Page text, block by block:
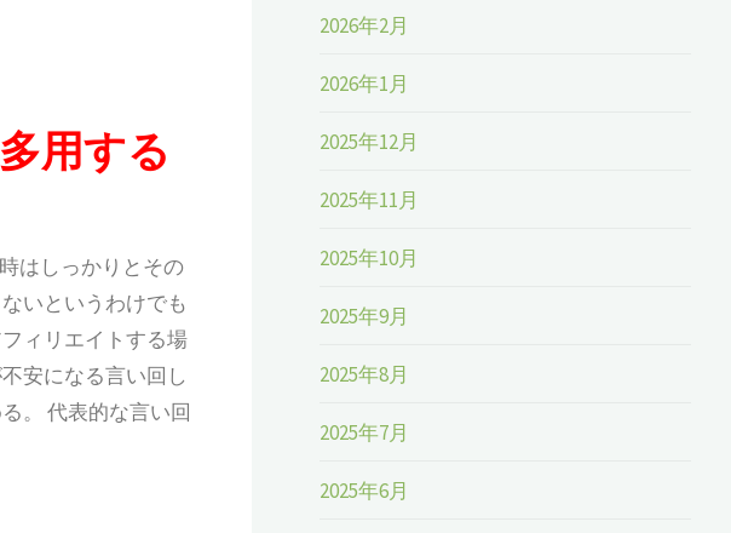
用する
はしっかりとその
いというわけでも
ィリエイトする場
安になる言い回し
。
代表的な言い回
2026年2月
2026年1月
2025年12月
2025年11月
2025年10月
2025年9月
2025年8月
2025年7月
2025年6月